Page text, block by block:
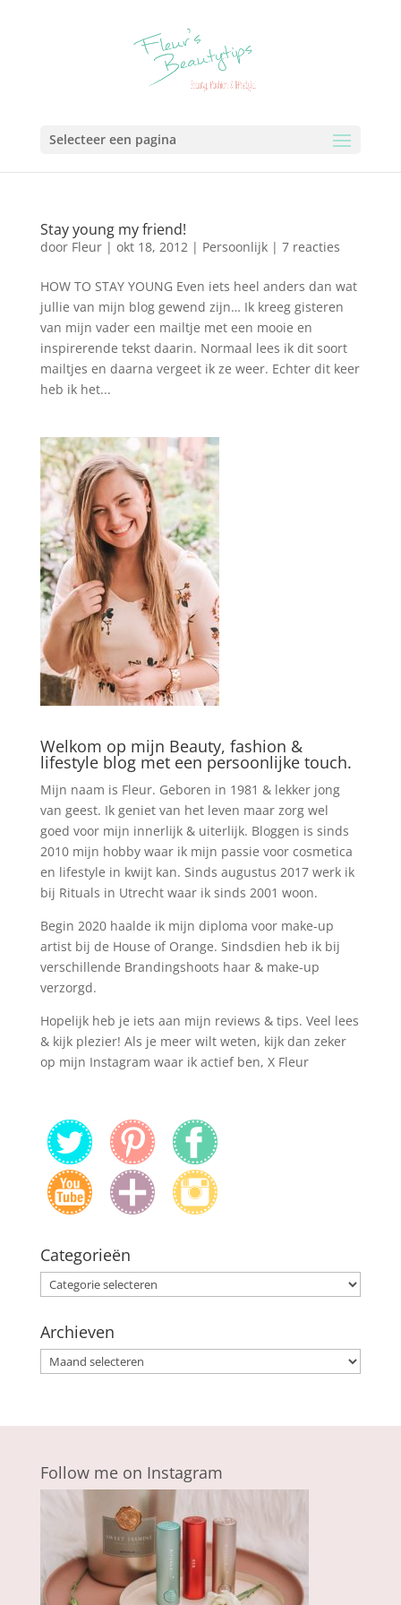
Selecteer een pagina
Stay young my friend!
door Fleur| okt 18, 2012| Persoonlijk| 7 reacties
HOW TO STAY YOUNG Even iets heel anders dan wat
jullie van mijn blog gewend zijn… Ik kreeg gisteren
van mijn vader een mailtje met een mooie en
inspirerende tekst daarin. Normaal lees ik dit soort
mailtjes en daarna vergeet ik ze weer. Echter dit keer
heb ik het...
Welkom op mijn Beauty, fashion &
lifestyle blog met een persoonlijke touch.
Mijn naam is Fleur. Geboren in 1981 & lekker jong
van geest. Ik geniet van het leven maar zorg wel
goed voor mijn innerlijk & uiterlijk. Bloggen is sinds
2010 mijn hobby waar ik mijn passie voor cosmetica
en lifestyle in kwijt kan. Sinds augustus 2017 werk ik
bij Rituals in Utrecht waar ik sinds 2001 woon.
Begin 2020 haalde ik mijn diploma voor make-up
artist bij de House of Orange. Sindsdien heb ik bij
verschillende Brandingshoots haar & make-up
verzorgd.
Hopelijk heb je iets aan mijn reviews & tips. Veel lees
& kijk plezier! Als je meer wilt weten, kijk dan zeker
op mijn Instagram waar ik actief ben, X Fleur
Categorieën
Categorieën
Archieven
Archieven
Follow me on Instagram